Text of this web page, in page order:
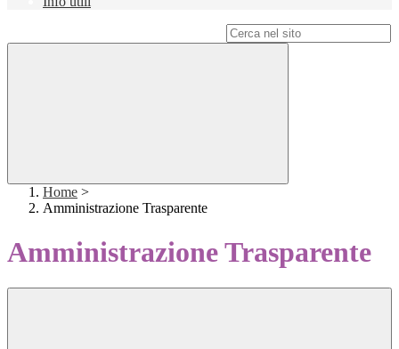
Home >
Amministrazione Trasparente
Amministrazione Trasparente